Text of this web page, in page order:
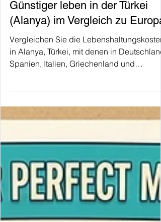
LANGZEITAUFENTHALT IN ALANYA
Günstiger leben in der Türkei
(Alanya) im Vergleich zu Europa
Vergleichen Sie die Lebenshaltungskosten
Spanien, Italien, Griechenland und
Leistungs-Verhältnis für Expats!